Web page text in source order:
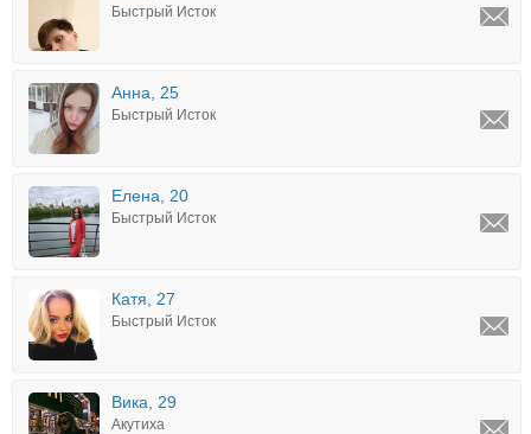
Быстрый Исток
Анна, 25
Быстрый Исток
Елена, 20
Быстрый Исток
Катя, 27
Быстрый Исток
Вика, 29
Акутиха